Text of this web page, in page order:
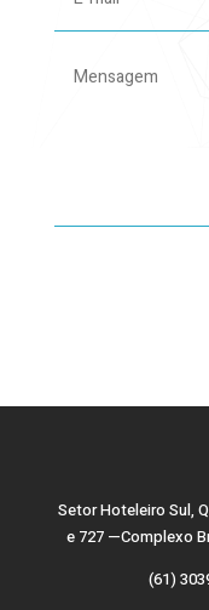
Setor Hoteleiro Sul,
e 727 —Complexo
(61)